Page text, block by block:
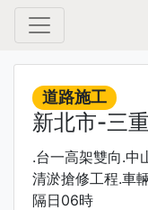
道路施工
新北市-三
.台一高架雙向.中
清淤搶修工程.車
隔日06時